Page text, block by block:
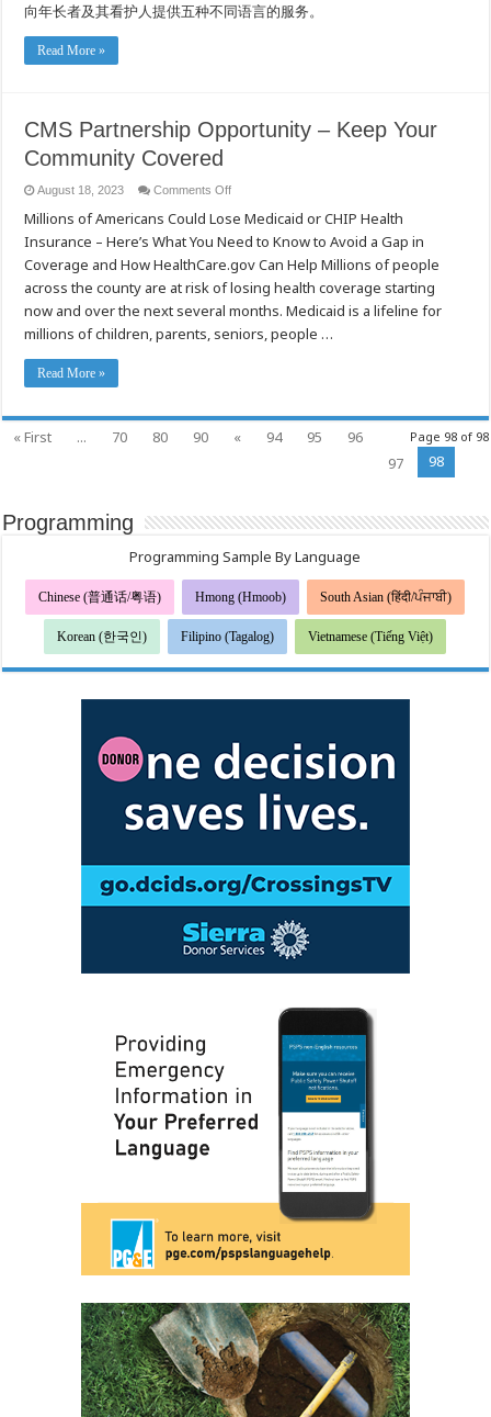
向年长者及其看护人提供五种不同语言的服务。
Read More »
CMS Partnership Opportunity – Keep Your
Community Covered
August 18, 2023 Comments Offon
Partnership
Opportunity
–
Your
Community
Covered
Millions of Americans Could Lose Medicaid or CHIP Health
Insurance – Here’s What You Need to Know to Avoid a Gap in
Coverage and How HealthCare.gov Can Help Millions of people
across the county are at risk of losing health coverage starting
now and over the next several months. Medicaid is a lifeline for
millions of children, parents, seniors, people …
Read More »
Page 98 of 98
« First ... 70 80 90 « 94 95
96
97
98
Programming
Programming Sample By Language
Chinese (普通话/粤语) Hmong (Hmoob) South Asian (हिंदी/ਪੰਜਾਬੀ)
Korean (한국인) Filipino (Tagalog) Vietnamese (Tiếng Việt)